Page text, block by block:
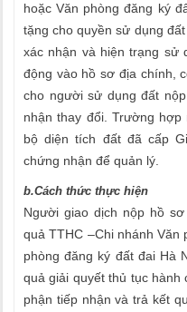
hoặc Văn phòng đăng ký
tặng cho quyền sử dụng
xác nhận và hiện trạng sử
động vào hồ sơ địa chính,
cho người sử dụng đất
nhận thay đổi. Trường
bộ diện tích đất đã cấp
chứng nhận để quản lý.
b.Cách thức thực hiện
Người giao dịch nộp hồ
quả TTHC –Chi nhánh Văn
phòng đăng ký đất đai Hà
quả giải quyết thủ tục
phận tiếp nhận và trả kết